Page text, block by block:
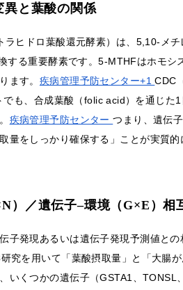
と葉酸の関係
ラヒドロ葉酸還元酵素）は、5,10-メ
する重要酵素です。5-MTHFはホモシ
ます。 疾病管理予防センター+1CDC
も、合成葉酸（folic acid）を通じた
疾病管理予防センターつまり、遺伝
量をしっかり確保する」ことが実質
）／遺伝子–環境（G×E）相
子発現あるいは遺伝子発現予測値と
究を用いて「葉酸摂取量」と「大腸
いくつかの遺伝子（GSTA1、